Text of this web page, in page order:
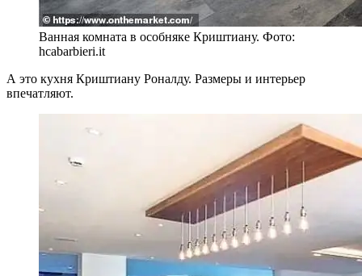
Ванная комната в особняке Криштиану. Фото:
hcabarbieri.it
А это кухня Криштиану Роналду. Размеры и интерьер
впечатляют.